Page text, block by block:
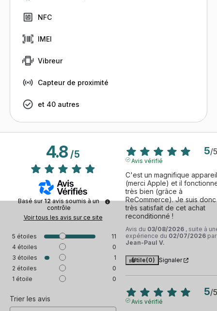
NFC
IMEI
Vibreur
Capteur de proximité
et 40 autres
4.8/5
Basé sur12 avis soumis à un
contrôle
Voir tous les avis sur ce site
5 étoiles
11
4 étoiles
0
3 étoiles
1
2 étoiles
0
1 étoile 0
Trier les avis
5/5
Avis vérifié
C'est un magnifique appareil
(merci Apple) et il
très bien (grâce à
ReCommerce). Je suis donc
très satisfait de cet achat
reconditionné !
Avis du 03/08/2026 , suite à
expérience du 02/07/2026 par
Jean-Paul V.
Utile(0) Signaler
5/5
Avis vérifié